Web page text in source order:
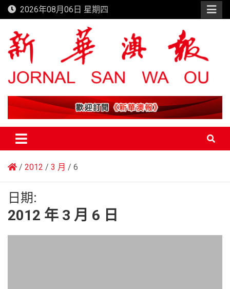
Skip
to
content
2026年08月06日 星期四
新華澳報
2012 3 月 6
日期:
2012 年 3 月 6 日